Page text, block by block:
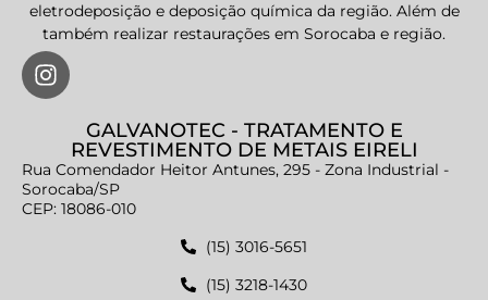
eletrodeposição e deposição química da região. Além de
também realizar restaurações em Sorocaba e região.
GALVANOTEC - TRATAMENTO E
REVESTIMENTO DE METAIS EIRELI
Rua Comendador Heitor Antunes, 295 - Zona Industrial -
Sorocaba/SP
CEP: 18086-010
(15) 3016-5651
(15) 3218-1430